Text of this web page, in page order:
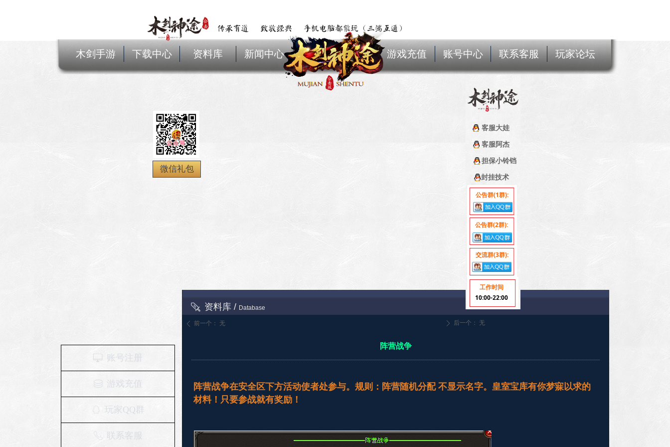
木剑手游 下载中心 资料库 新闻中心 游戏充值 账号中心 联系客服 玩家论坛
微信礼包
工作时间
10:00-22:00
公告群(1群):
客服大娃
客服阿杰
担保小铃铛
封挂技术
公告群(2群):
交流群(3群):
ꀹ 游戏充值
ꂅ 联系客服
ꀖ 账号注册
ꁗ 玩家QQ群
资料库 / Database
阵营战争
阵营战争在安全区下方活动使者处参与。规则：阵营随机分配 不显示名字。皇室宝库有你梦寐以求的
材料！只要参战就有奖励！
ꄴ 前一个： 无 ꄲ 后一个： 无